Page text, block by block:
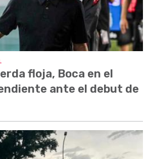
floja, Boca en el
ante el debut de